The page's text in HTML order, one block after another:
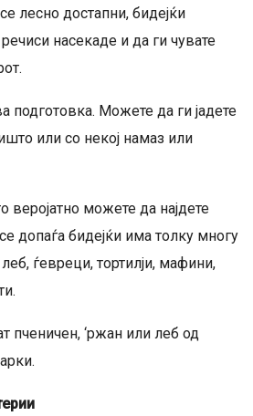
лесно достапни, бидејќи
насекаде и да ги чувате
подготовка. Можете да ги јадете
или со некој намаз или
веројатно можете да најдете
допаѓа бидејќи има толку многу
ѓевреци, тортилји, мафини,
пченичен, ‘ржан или леб од